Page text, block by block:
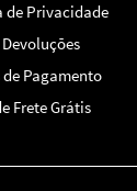
de Privacidade
de Pagamento
Frete Grátis